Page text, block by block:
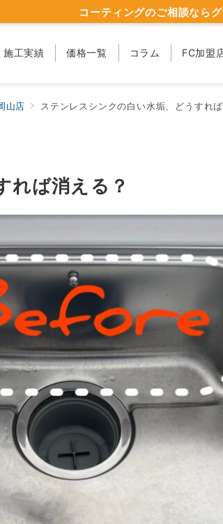
施工実績 価格一覧 コラム FC加盟
コーティングのご相談なら
山店 ステンレスシンクの白い水垢、どうすれ
れば消える？